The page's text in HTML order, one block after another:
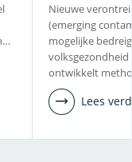
Nieuwe
(emerging
mogelijke
volksgezondheid
ontwikkelt
Lees